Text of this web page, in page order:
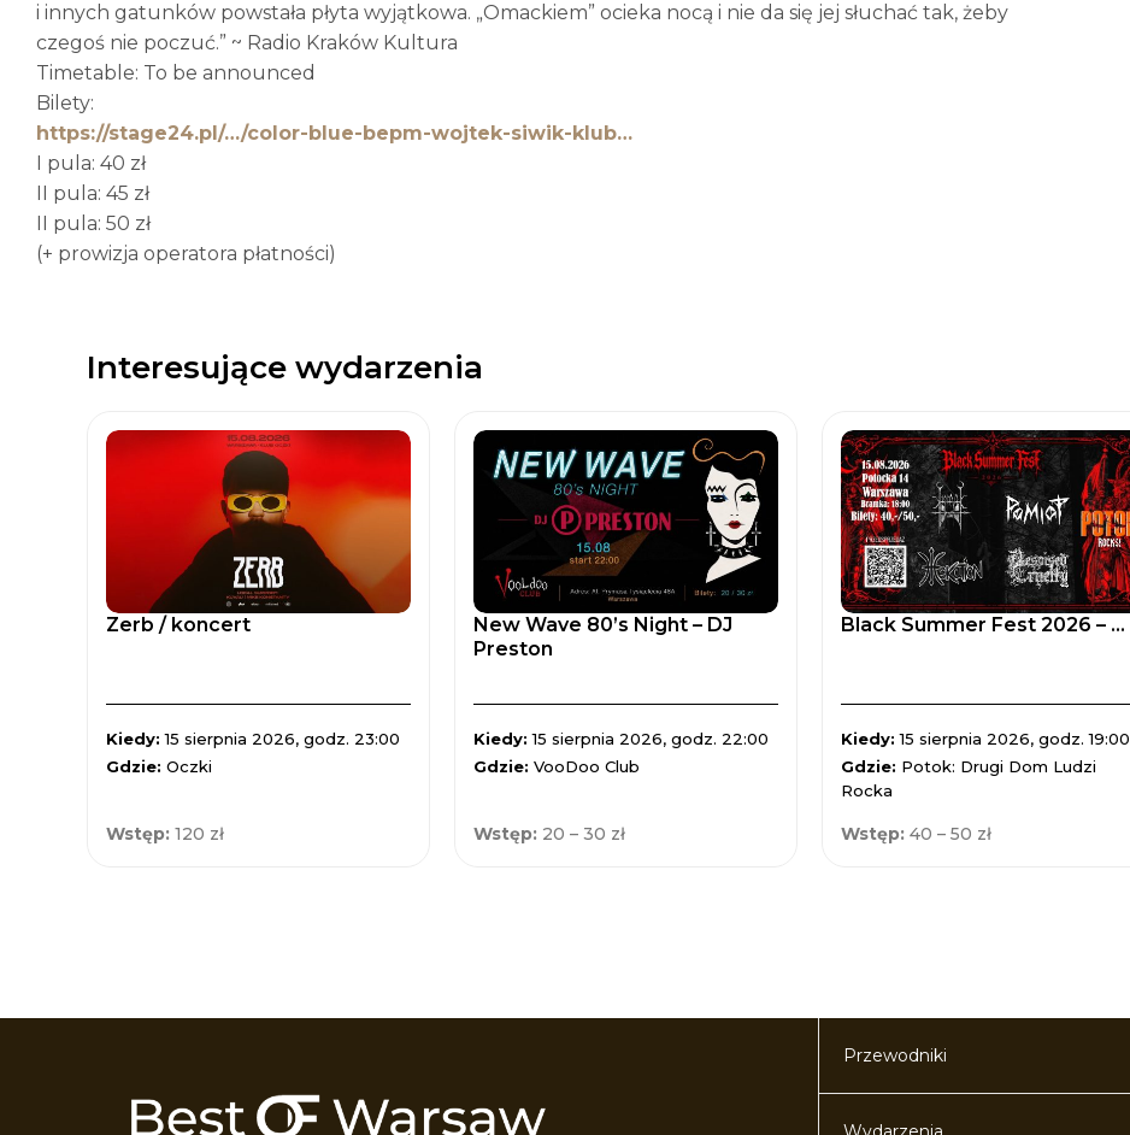
i innych gatunków powstała płyta wyjątkowa. „Omackiem” ocieka nocą i nie da się jej słuchać tak, żeby
czegoś nie poczuć.” ~ Radio Kraków Kultura
Timetable: To be announced
Bilety:
https://stage24.pl/…/color-blue-bepm-wojtek-siwik-klub…
I pula: 40 zł
II pula: 45 zł
II pula: 50 zł
(+ prowizja operatora płatności)
Interesujące wydarzenia
Zerb / koncert
Kiedy:15 sierpnia 2026, godz. 23:00
Gdzie: Oczki
Wstęp: 120 zł
New Wave 80’s Night – DJ
Preston
Kiedy:15 sierpnia 2026, godz. 22:00
Gdzie: VooDoo Club
Wstęp: 20 – 30 zł
Black Summer Fest 2026 – ...
Kiedy:15 sierpnia 2026, godz. 19:00
Gdzie: Potok: Drugi Dom Ludzi
Rocka
Wstęp: 40 – 50 zł
Przewodniki